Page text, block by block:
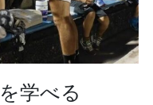
学べる